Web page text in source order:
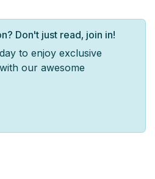
Don't just read, join in!
to enjoy exclusive
our awesome